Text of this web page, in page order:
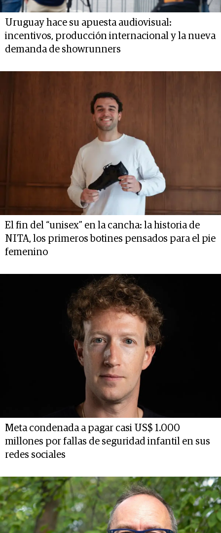
Uruguay hace su apuesta audiovisual:
incentivos, producción internacional y la nueva
demanda de showrunners
El fin del “unisex” en la cancha: la historia de
NITA, los primeros botines pensados para el pie
femenino
Meta condenada a pagar casi US$ 1.000
millones por fallas de seguridad infantil en sus
redes sociales